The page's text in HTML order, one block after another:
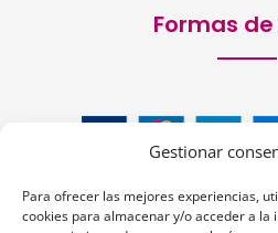
Gestionar
Para ofrecer las mejores experiencias,
cookies para almacenar y/o acceder a la
Formas